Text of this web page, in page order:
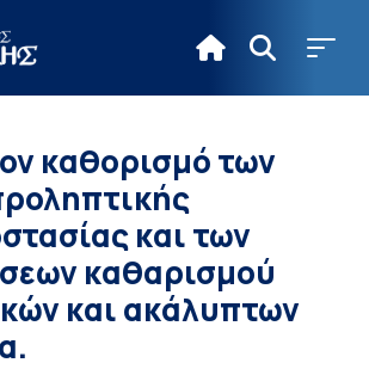
καθορισμό των
και των
καθαρισμού
και ακάλυπτων